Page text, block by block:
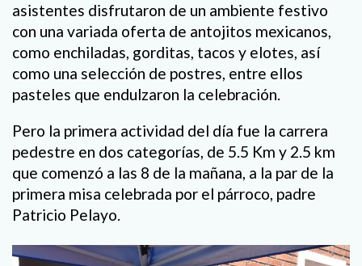
asistentes disfrutaron de un ambiente festivo
con una variada oferta de antojitos mexicanos,
como enchiladas, gorditas, tacos y elotes, así
como una selección de postres, entre ellos
pasteles que endulzaron la celebración.
Pero la primera actividad del día fue la carrera
pedestre en dos categorías, de 5.5 Km y 2.5 km
que comenzó a las 8 de la mañana, a la par de la
primera misa celebrada por el párroco, padre
Patricio Pelayo.